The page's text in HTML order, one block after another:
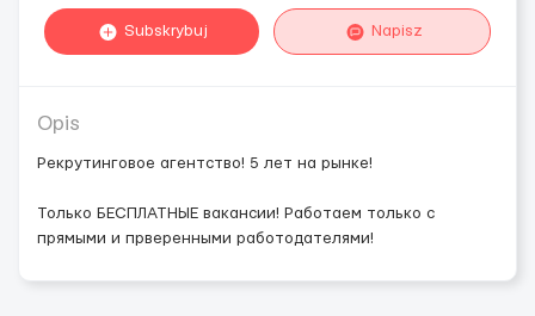
Subskrybuj Napisz
Opis
Рекрутинговое агентство! 5 лет на рынке!
Только БЕСПЛАТНЫЕ вакансии! Работаем только с
прямыми и прверенными работодателями!